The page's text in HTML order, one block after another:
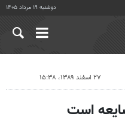
دوشنبه ۱۹ مرداد ۱۴۰۵
۲۷ اسفند ۱۳۸۹، ۱۵:۳۸
است